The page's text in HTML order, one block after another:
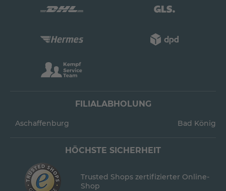
FILIALABHOLUNG
Aschaffenburg Bad König
HÖCHSTE SICHERHEIT
Trusted Shops zertifizierter Online-
Shop